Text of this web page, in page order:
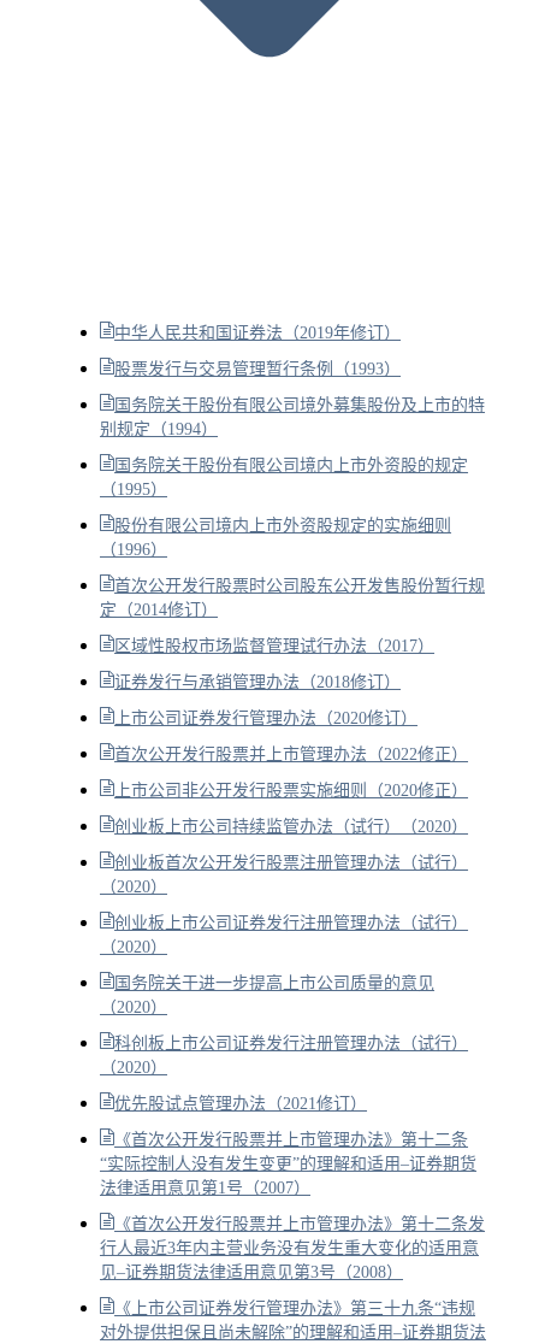
中华人民共和国证券法（2019年修订）
股票发行与交易管理暂行条例（1993）
国务院关于股份有限公司境外募集股份及上市的特
别规定（1994）
国务院关于股份有限公司境内上市外资股的规定
（1995）
股份有限公司境内上市外资股规定的实施细则
（1996）
首次公开发行股票时公司股东公开发售股份暂行规
定（2014修订）
区域性股权市场监督管理试行办法（2017）
证券发行与承销管理办法（2018修订）
上市公司证券发行管理办法（2020修订）
首次公开发行股票并上市管理办法（2022修正）
上市公司非公开发行股票实施细则（2020修正）
创业板上市公司持续监管办法（试行）（2020）
创业板首次公开发行股票注册管理办法（试行）
（2020）
创业板上市公司证券发行注册管理办法（试行）
（2020）
国务院关于进一步提高上市公司质量的意见
（2020）
科创板上市公司证券发行注册管理办法（试行）
（2020）
优先股试点管理办法（2021修订）
《首次公开发行股票并上市管理办法》第十二条
“实际控制人没有发生变更”的理解和适用–证券期货
法律适用意见第1号（2007）
《首次公开发行股票并上市管理办法》第十二条发
行人最近3年内主营业务没有发生重大变化的适用意
见–证券期货法律适用意见第3号（2008）
《上市公司证券发行管理办法》第三十九条“违规
对外提供担保且尚未解除”的理解和适用–证券期货法